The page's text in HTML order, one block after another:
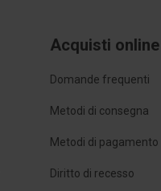
Acquisti online
Domande frequenti
Metodi di consegna
Metodi di pagamento
Diritto di recesso